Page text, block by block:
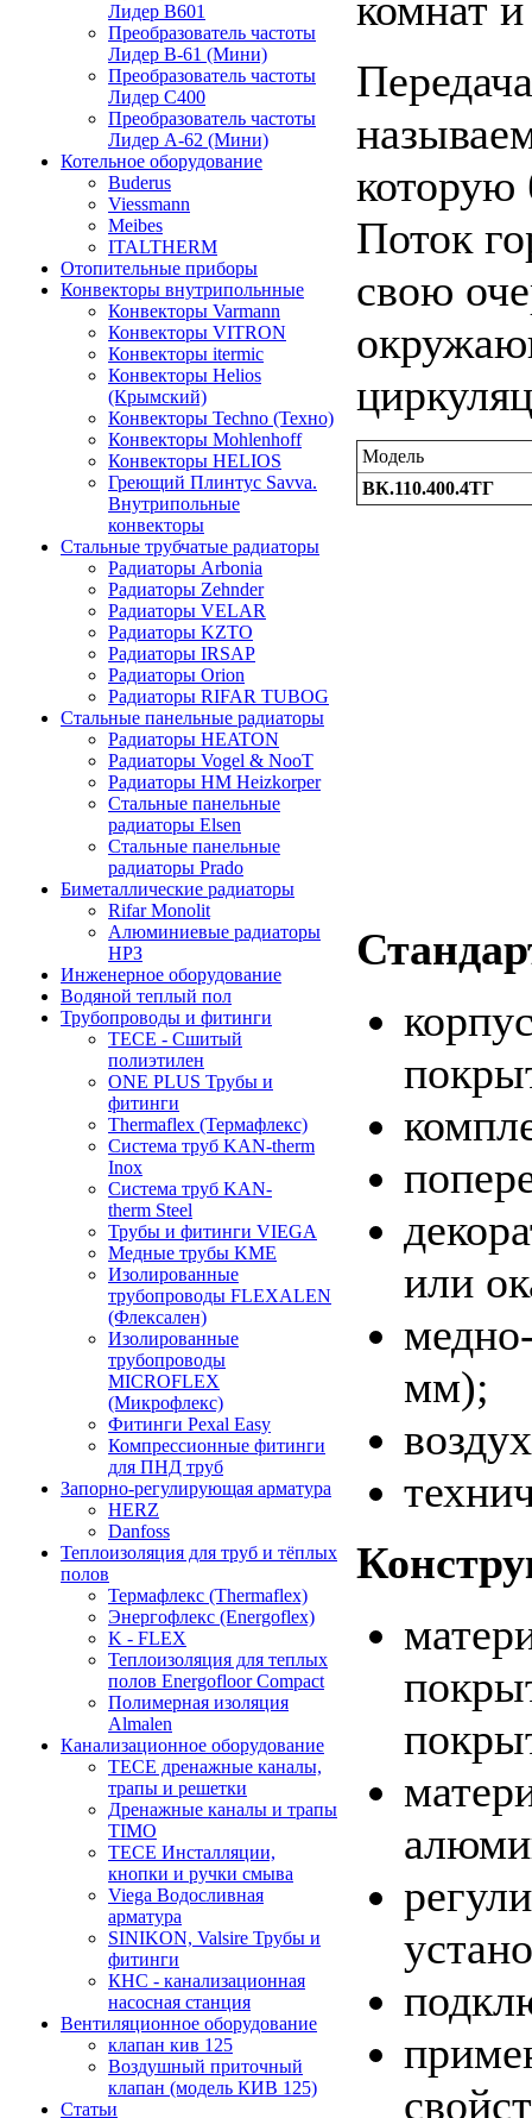
Лидер B601
Преобразователь частоты
Лидер В-61 (Мини)
Преобразователь частоты
Лидер С400
Преобразователь частоты
Лидер А-62 (Мини)
Котельное оборудование
Buderus
Viessmann
Meibes
ITALTHERM
Отопительные приборы
Конвекторы внутрипольнные
Конвекторы Varmann
Конвекторы VITRON
Конвекторы itermic
Конвекторы Helios
(Крымский)
Конвекторы Techno (Техно)
Конвекторы Mohlenhoff
Конвекторы HELIOS
Греющий Плинтус Savva.
Внутрипольные
конвекторы
Стальные трубчатые радиаторы
Радиаторы Arbonia
Радиаторы Zehnder
Радиаторы VELAR
Радиаторы KZTO
Радиаторы IRSAP
Радиаторы Orion
Радиаторы RIFAR TUBOG
Стальные панельные радиаторы
Радиаторы HEATON
Радиаторы Vogel & NooT
Радиаторы HM Heizkorper
Стальные панельные
радиаторы Elsen
Стальные панельные
радиаторы Prado
Биметаллические радиаторы
Rifar Monolit
Алюминиевые радиаторы
НРЗ
Инженерное оборудование
Водяной теплый пол
Трубопроводы и фитинги
ТЕСЕ - Сшитый
полиэтилен
ONE PLUS Трубы и
фитинги
Thermaflex (Термафлекс)
Система труб KAN-therm
Inox
Система труб KAN-
therm Steel
Трубы и фитинги VIEGA
Медные трубы KME
Изолированные
трубопроводы FLEXALEN
(Флексален)
Изолированные
трубопроводы
MICROFLEX
(Микрофлекс)
Фитинги Pexal Easy
Компрессионные фитинги
для ПНД труб
Запорно-регулирующая арматура
HERZ
Danfoss
Теплоизоляция для труб и тёплых
полов
Термафлекс (Thermaflex)
Энергофлекс (Energoflex)
K - FLEX
Теплоизоляция для теплых
полов Energofloor Compact
Полимерная изоляция
Almalen
Канализационное оборудование
TECE дренажные каналы,
трапы и решетки
Дренажные каналы и трапы
TIMO
TECE Инсталляции,
кнопки и ручки смыва
Viega Водосливная
арматура
SINIKON, Valsire Трубы и
фитинги
КНС - канализационная
насосная станция
Вентиляционное оборудование
клапан кив 125
Воздушный приточный
клапан (модель КИВ 125)
Статьи
которую
Поток
свою
Модель
ВК.110.400.4ТГ
или
мм);